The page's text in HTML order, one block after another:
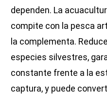
dependen. La
compite con la pesca
la complementa.
especies silvestres,
constante frente a la
captura, y puede